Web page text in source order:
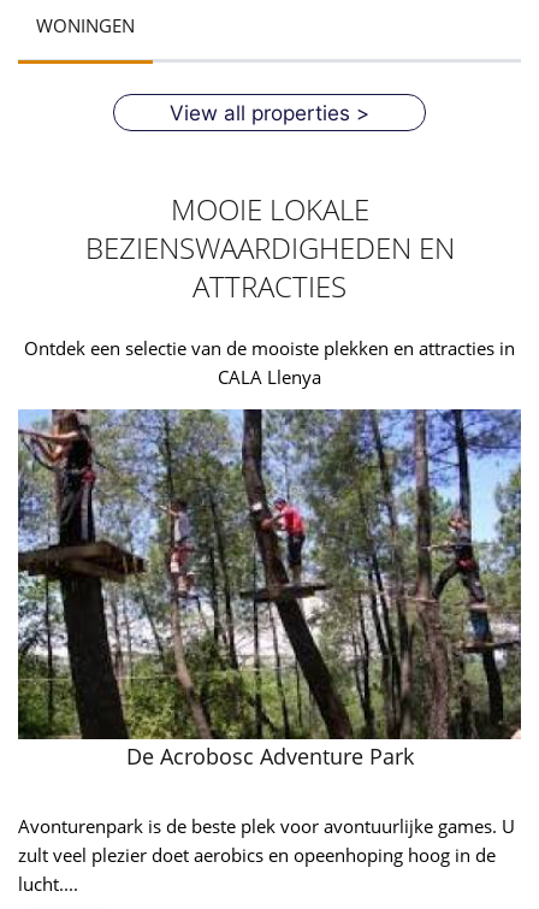
WONINGEN
View all properties >
MOOIE LOKALE
BEZIENSWAARDIGHEDEN EN
ATTRACTIES
Ontdek een selectie van de mooiste plekken en attracties in
CALA Llenya
De Acrobosc Adventure Park
Avonturenpark is de beste plek voor avontuurlijke games. U
zult veel plezier doet aerobics en opeenhoping hoog in de
lucht....